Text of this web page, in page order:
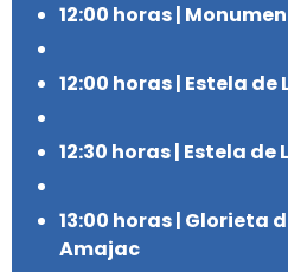
12:00 horas |
12:00 horas | Estela de
12:30 horas | Estela de
13:00 horas | Glorieta
Amajac